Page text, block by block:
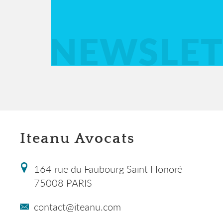
Iteanu Avocats
164 rue du Faubourg Saint Honoré
75008 PARIS
contact@iteanu.com